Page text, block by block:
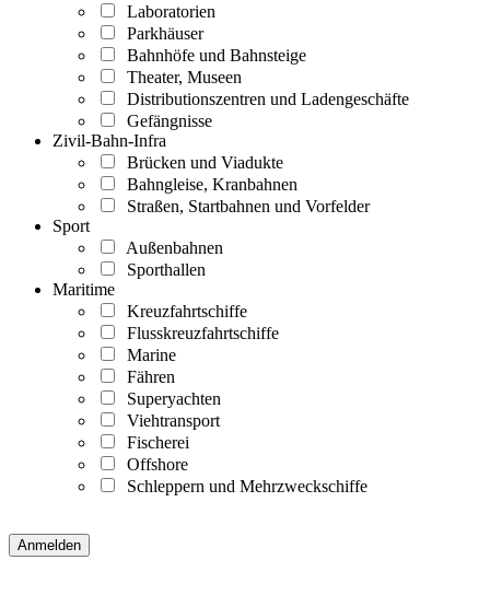
Laboratorien
Parkhäuser
Bahnhöfe und Bahnsteige
Theater, Museen
Distributionszentren und Ladengeschäfte
Gefängnisse
Zivil-Bahn-Infra
Brücken und Viadukte
Bahngleise, Kranbahnen
Straßen, Startbahnen und Vorfelder
Sport
Außenbahnen
Sporthallen
Maritime
Kreuzfahrtschiffe
Flusskreuzfahrtschiffe
Marine
Fähren
Superyachten
Viehtransport
Fischerei
Offshore
Schleppern und Mehrzweckschiffe